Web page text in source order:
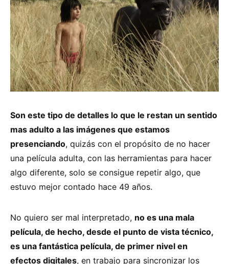
Son este tipo de detalles lo que le restan un sentido
mas adulto a las imágenes que estamos
presenciando, quizás con el propósito de no hacer
una película adulta, con las herramientas para hacer
algo diferente, solo se consigue repetir algo, que
estuvo mejor contado hace 49 años.
No quiero ser mal interpretado, no es una mala
película, de hecho, desde el punto de vista técnico,
es una fantástica película, de primer nivel en
efectos digitales, en trabajo para sincronizar los